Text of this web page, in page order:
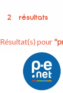
2 résultats
Résultat(s) pour